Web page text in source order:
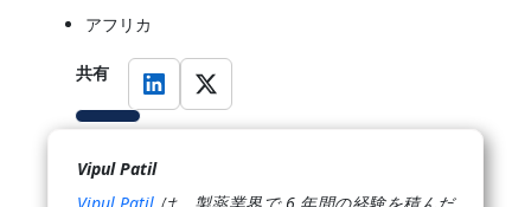
アフリカ
共有
Vipul Patil
Vipul Patil は、製薬業界で 6 年間の経験を積んだ